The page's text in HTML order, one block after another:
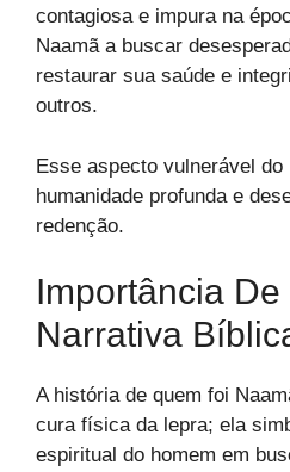
contagiosa e impura na
Naamã a buscar
restaurar sua saúde e
outros.
Esse aspecto vulnerável
humanidade profunda e
redenção.
Importância
Narrativa
A história de quem foi
cura física da lepra; ela
espiritual do homem em